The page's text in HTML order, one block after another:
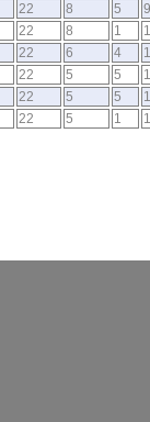
22 8 5
9
22 8 1
22 6 4
22 5 5
22 5 5
22 5 1